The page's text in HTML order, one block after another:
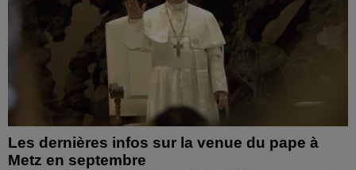
Les dernières infos sur la venue du pape à
Metz en septembre